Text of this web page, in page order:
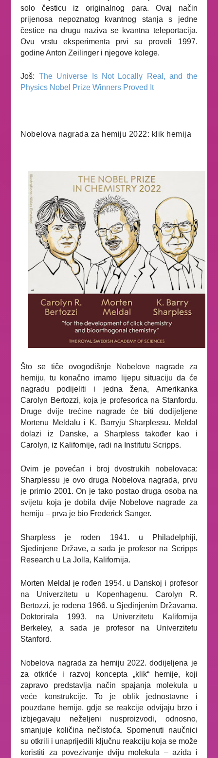
solo česticu iz originalnog para. Ovaj način
prijenosa nepoznatog kvantnog stanja s jedne
čestice na drugu naziva se kvantna teleportacija.
Ovu vrstu eksperimenta prvi su proveli 1997.
godine Anton Zeilinger i njegove kolege.
Još: The Universe Is Not Locally Real, and the
Physics Nobel Prize Winners Proved It
Nobelova nagrada za hemiju 2022: klik hemija
Što se tiče ovogodišnje Nobelove nagrade za
hemiju, tu konačno imamo lijepu situaciju da će
nagradu podijeliti i jedna žena, Amerikanka
Carolyn Bertozzi, koja je profesorica na Stanfordu.
Druge dvije trećine nagrade će biti dodijeljene
Mortenu Meldalu i K. Barryju Sharplessu. Meldal
dolazi iz Danske, a Sharpless također kao i
Carolyn, iz Kalifornije, radi na Institutu Scripps.
Ovim je povećan i broj dvostrukih nobelovaca:
Sharplessu je ovo druga Nobelova nagrada, prvu
je primio 2001. On je tako postao druga osoba na
svijetu koja je dobila dvije Nobelove nagrade za
hemiju – prva je bio Frederick Sanger.
Sharpless je rođen 1941. u Philadelphiji,
Sjedinjene Države, a sada je profesor na Scripps
Research u La Jolla, Kalifornija.
Morten Meldal je rođen 1954. u Danskoj i profesor
na Univerzitetu u Kopenhagenu. Carolyn R.
Bertozzi, je rođena 1966. u Sjedinjenim Državama.
Doktorirala 1993. na Univerzitetu Kalifornija
Berkeley, a sada je profesor na Univerzitetu
Stanford.
Nobelova nagrada za hemiju 2022. dodijeljena je
za otkriće i razvoj koncepta „klik“ hemije, koji
zapravo predstavlja način spajanja molekula u
veće konstrukcije. To je oblik jednostavne i
pouzdane hemije, gdje se reakcije odvijaju brzo i
izbjegavaju neželjeni nusproizvodi, odnosno,
smanjuje količina nečistoća. Spomenuti naučnici
su otkrili i unaprijedili ključnu reakciju koja se može
koristiti za povezivanje dviju molekula – azida i